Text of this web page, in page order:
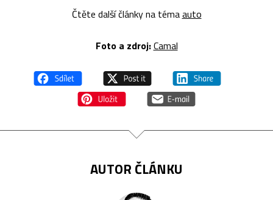
Čtěte další články na témaauto
Foto a zdroj:Camal
AUTOR ČLÁNKU